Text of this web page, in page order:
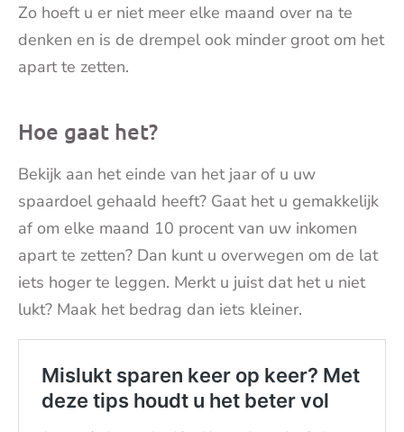
Zo hoeft u er niet meer elke maand over na te
denken en is de drempel ook minder groot om het
apart te zetten.
Hoe gaat het?
Bekijk aan het einde van het jaar of u uw
spaardoel gehaald heeft? Gaat het u gemakkelijk
af om elke maand 10 procent van uw inkomen
apart te zetten? Dan kunt u overwegen om de lat
iets hoger te leggen. Merkt u juist dat het u niet
lukt? Maak het bedrag dan iets kleiner.